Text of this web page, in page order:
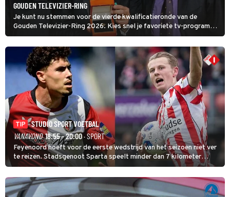
GOUDEN TELEVIZIER-RING
Je kunt nu stemmen voor de vierde kwalificatieronde van de
Gouden Televizier-Ring 2026. Kies snel je favoriete tv-programma
én streamingshow .
TIP
STUDIO SPORT VOETBAL
VANAVOND 18:55 - 20:00· SPORT
Feyenoord hoeft voor de eerste wedstrijd van het seizoen niet ver
te reizen. Stadsgenoot Sparta speelt minder dan 7 kilometer
verderop. Feyenoord trok de Spaanse spits Nacho Ferri aan van
KVC Westerlo uit België.